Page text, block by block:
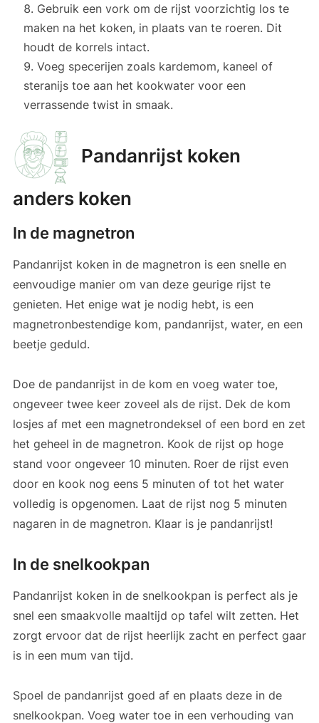
Gebruik een vork om de rijst voorzichtig los te
maken na het koken, in plaats van te roeren. Dit
houdt de korrels intact.
Voeg specerijen zoals kardemom, kaneel of
steranijs toe aan het kookwater voor een
verrassende twist in smaak.
Pandanrijst koken
anders koken
In de magnetron
Pandanrijst koken in de magnetron is een snelle en
eenvoudige manier om van deze geurige rijst te
genieten. Het enige wat je nodig hebt, is een
magnetronbestendige kom, pandanrijst, water, en een
beetje geduld.
Doe de pandanrijst in de kom en voeg water toe,
ongeveer twee keer zoveel als de rijst. Dek de kom
losjes af met een magnetrondeksel of een bord en zet
het geheel in de magnetron. Kook de rijst op hoge
stand voor ongeveer 10 minuten. Roer de rijst even
door en kook nog eens 5 minuten of tot het water
volledig is opgenomen. Laat de rijst nog 5 minuten
nagaren in de magnetron. Klaar is je pandanrijst!
In de snelkookpan
Pandanrijst koken in de snelkookpan is perfect als je
snel een smaakvolle maaltijd op tafel wilt zetten. Het
zorgt ervoor dat de rijst heerlijk zacht en perfect gaar
is in een mum van tijd.
Spoel de pandanrijst goed af en plaats deze in de
snelkookpan. Voeg water toe in een verhouding van